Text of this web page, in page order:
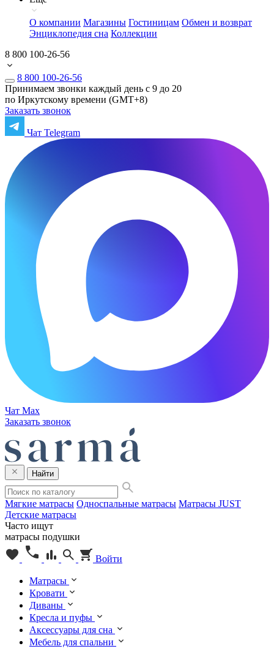
О компании Магазины Гостиницам Обмен и возврат
Энциклопедия сна Коллекции
8 800 100-26-56
8 800 100-26-56
Принимаем звонки каждый день с 9 до 20
по Иркутскому времени (GMT+8)
Заказать звонок
Чат Telegram
Чат Max
Заказать звонок
Найти
Мягкие матрасы Односпальные матрасы Матрасы JUST
Детские матрасы
Часто ищут
матрасы подушки
Войти
Матрасы
Кровати
Диваны
Кресла и пуфы
Аксессуары для сна
Мебель для спальни